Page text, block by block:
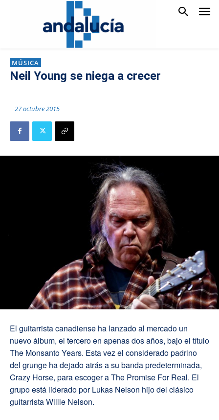
MÚSICA
Neil Young se niega a crecer
27 octubre 2015
El guitarrista canadiense ha lanzado al mercado un
nuevo álbum, el tercero en apenas dos años, bajo el título
The Monsanto Years. Esta vez el considerado padrino
del grunge ha dejado atrás a su banda predeterminada,
Crazy Horse, para escoger a The Promise For Real. El
grupo está liderado por Lukas Nelson hijo del clásico
guitarrista Willie Nelson.